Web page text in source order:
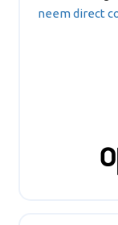
neem direct